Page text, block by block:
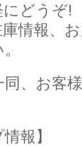
どうぞ!
情報、
同、お客
情報】